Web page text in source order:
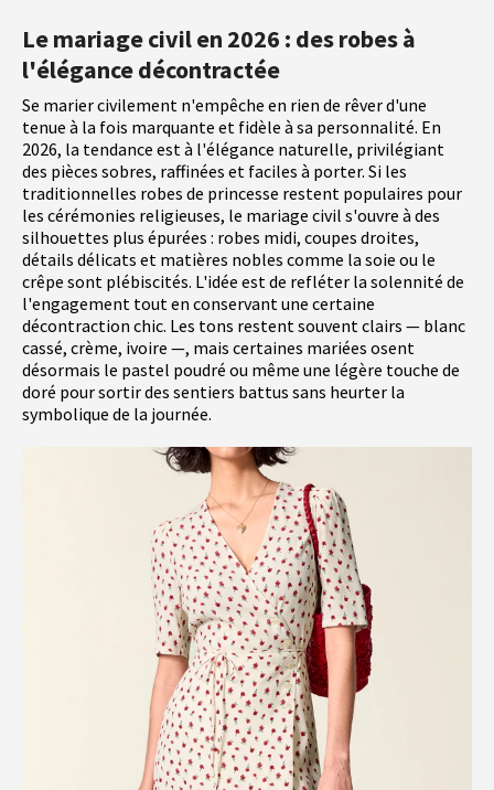
Le mariage civil en 2026 : des robes à
l'élégance décontractée
Se marier civilement n'empêche en rien de rêver d'une
tenue à la fois marquante et fidèle à sa personnalité. En
2026, la tendance est à l'élégance naturelle, privilégiant
des pièces sobres, raffinées et faciles à porter. Si les
traditionnelles robes de princesse restent populaires pour
les cérémonies religieuses, le mariage civil s'ouvre à des
silhouettes plus épurées : robes midi, coupes droites,
détails délicats et matières nobles comme la soie ou le
crêpe sont plébiscités. L'idée est de refléter la solennité de
l'engagement tout en conservant une certaine
décontraction chic. Les tons restent souvent clairs — blanc
cassé, crème, ivoire —, mais certaines mariées osent
désormais le pastel poudré ou même une légère touche de
doré pour sortir des sentiers battus sans heurter la
symbolique de la journée.